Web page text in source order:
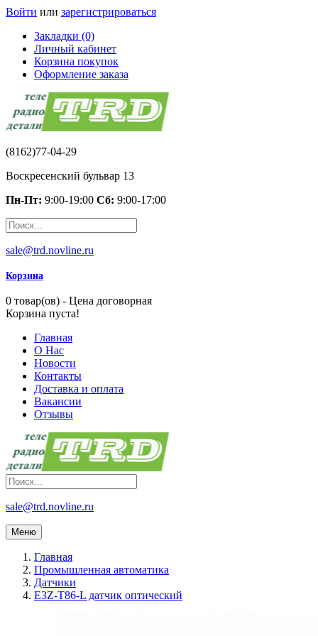
Войти или зарегистрироваться
Закладки (0)
Личный кабинет
Корзина покупок
Оформление заказа
(8162)77-04-29
Воскресенский бульвар 13
Пн-Пт: 9:00-19:00 Сб: 9:00-17:00
sale@trd.novline.ru
Корзина
0 товар(ов) - Цена договорная
Корзина пуста!
Главная
О Нас
Новости
Контакты
Доставка и оплата
Вакансии
Отзывы
sale@trd.novline.ru
Меню
Главная
Промышленная автоматика
Датчики
E3Z-T86-L датчик оптический